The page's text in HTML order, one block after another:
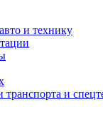
и технику
транспорта и